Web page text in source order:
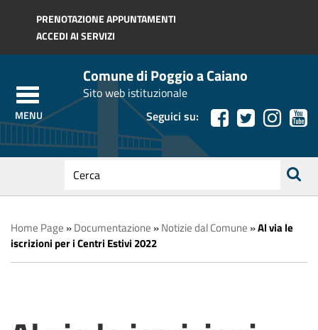
Regione Toscana
PRENOTAZIONE APPUNTAMENTI
ACCEDI AI SERVIZI
Comune di Poggio a Caiano
Sito web istituzionale
Seguici su:
testo
da
cercare
ricerca
Home Page »Documentazione »Notizie dal Comune »Al via le
iscrizioni per i Centri Estivi 2022